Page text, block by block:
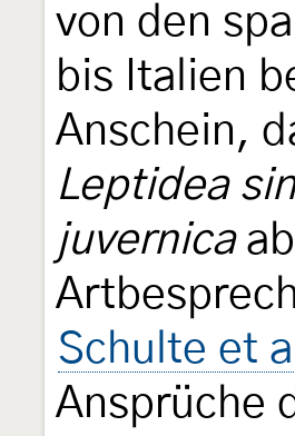
von den
bis Italien
Anschein,
Leptidea
juvernica
Schulte et
Ansprüche